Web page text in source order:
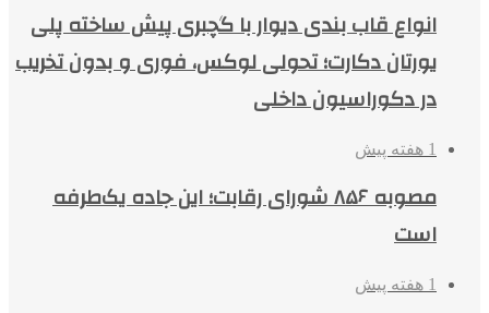
انواع قاب بندی دیوار با گچبری پیش ساخته پلی
یورتان دکارت؛ تحولی لوکس، فوری و بدون تخریب
در دکوراسیون داخلی
1 هفته پیش
مصوبه ۸۵۶ شورای رقابت؛ این جاده یک‌طرفه
است
1 هفته پیش